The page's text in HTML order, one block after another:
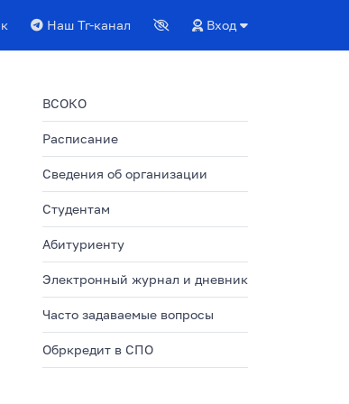
Наш Тг-канал Вход
ВСОКО
Расписание
Сведения об организации
Студентам
Абитуриенту
Электронный журнал и дневник
Часто задаваемые вопросы
Обркредит в СПО